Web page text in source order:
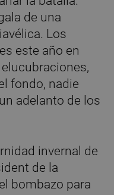
de una
Los
este año en
fondo, nadie
adelanto de los
invernal de
de la
bombazo para